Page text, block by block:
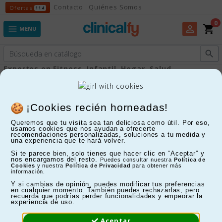
¡Cookies recién horneadas!
Queremos que tu visita sea tan deliciosa como útil. Por eso,
usamos cookies que nos ayudan a ofrecerte
recomendaciones personalizadas, soluciones a tu medida y
una experiencia que te hará volver.
Si te parece bien, solo tienes que hacer clic en “Aceptar” y
nos encargamos del resto.
Puedes consultar nuestra Política de
Cookies y nuestra Política de Privacidad para obtener más
información.
Y si cambias de opinión, puedes modificar tus preferencias
en cualquier momento. También puedes rechazarlas, pero
recuerda que podrías perder funcionalidades y empeorar la
experiencia de uso.
Ofertas 114 Ofertas
Contacto Quiénes Somos
 MENU perm_identity shopping_cart
0
Expertos en Fitness, Infantil, Hogar, Salud...

FILTRAR
Mostrando 1-24 de 145 artículo(s)
10%